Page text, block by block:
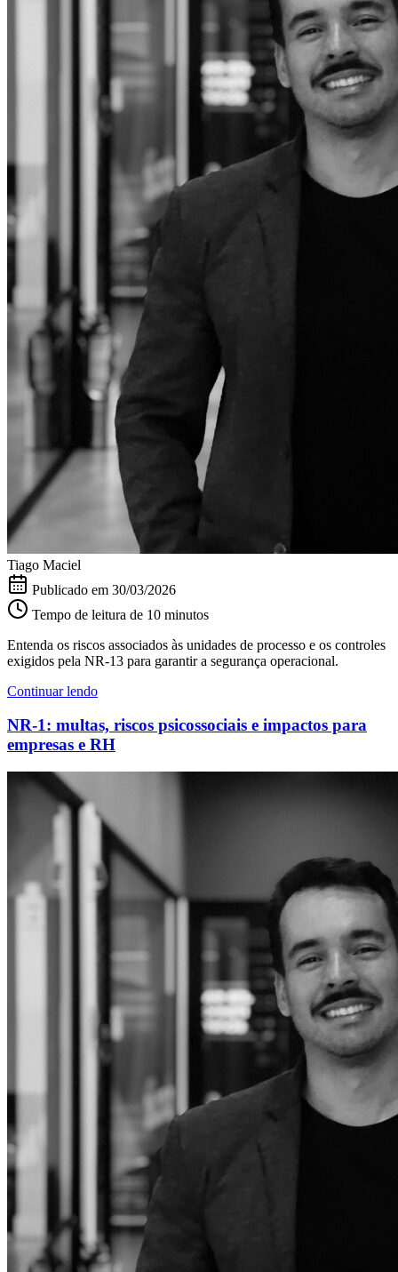
Tiago Maciel
Publicado em 30/03/2026
Tempo de leitura de 10 minutos
Entenda os riscos associados às unidades de processo e os controles
exigidos pela NR-13 para garantir a segurança operacional.
Continuar lendo
NR-1: multas, riscos psicossociais e impactos para
empresas e RH